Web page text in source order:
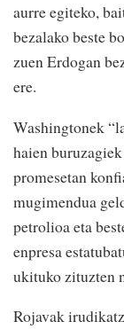
aurre egiteko,
bezalako beste
zuen Erdogan
ere.
Washingtonek
haien
promesetan
mugimendua
petrolioa eta
enpresa
ukituko zituzten
Rojavak